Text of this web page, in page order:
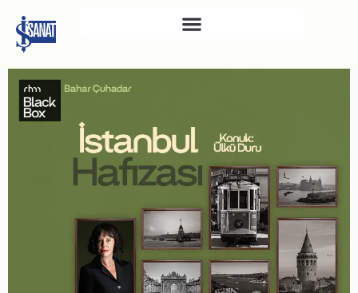
TÜRKIYE İŞ BANKASI
RESIM HEYKEL MÜZESI
TÜRKIYE İŞ BANKASI
İKTISADI BAĞIMSIZLIK
MÜZESI
ATATÜRK KÜTÜPHANESI